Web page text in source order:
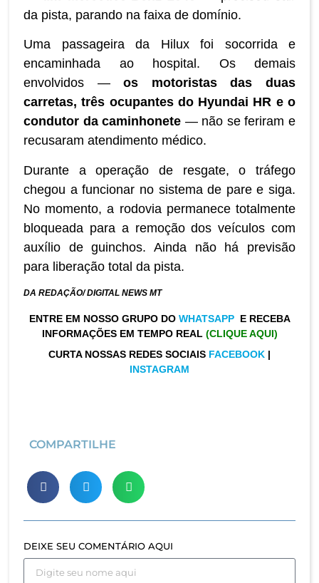
da pista, parando na faixa de domínio.
Uma passageira da Hilux foi socorrida e
encaminhada ao hospital. Os demais
envolvidos —os motoristas das duas
carretas, três ocupantes do Hyundai HR e o
condutor da caminhonete — não se feriram e
recusaram atendimento médico.
Durante a operação de resgate, o tráfego
chegou a funcionar no sistema de pare e siga.
No momento, a rodovia permanece totalmente
bloqueada para a remoção dos veículos com
auxílio de guinchos. Ainda não há previsão
para liberação total da pista.
DA REDAÇÃO/ DIGITAL NEWS MT
ENTRE EM NOSSO GRUPO DO WHATSAPP E RECEBA
INFORMAÇÕES EM TEMPO REAL (CLIQUE AQUI)
CURTA NOSSAS REDES SOCIAIS FACEBOOK |
INSTAGRAM
COMPARTILHE
DEIXE SEU COMENTÁRIO AQUI